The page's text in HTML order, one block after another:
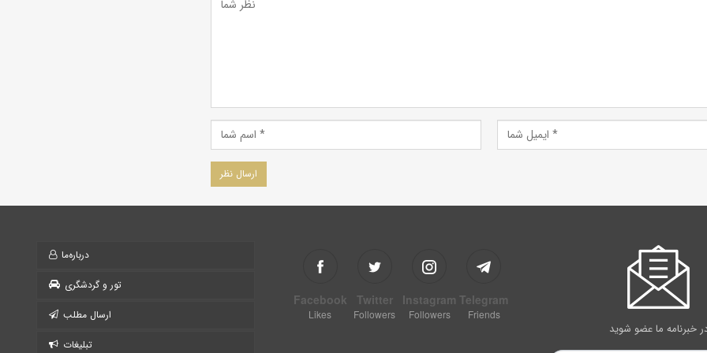
درباره‌ما
تور و گردشگری
ارسال مطلب
تبلیغات
Facebook
Likes
Twitter
Followers
Instagram
Followers
Telegram
Friends
خبرنامه ما عضو شوید